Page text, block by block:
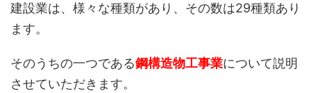
建設業は、様々な種類があり、その数は29種類あり
ます。
そのうちの一つである鋼構造物工事業について説明
させていただきます。